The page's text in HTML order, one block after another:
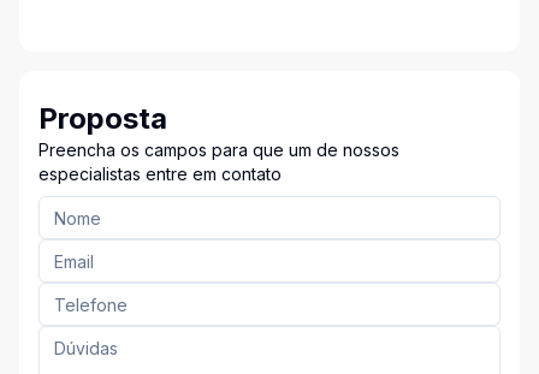
Proposta
Preencha os campos para que um de nossos
especialistas entre em contato